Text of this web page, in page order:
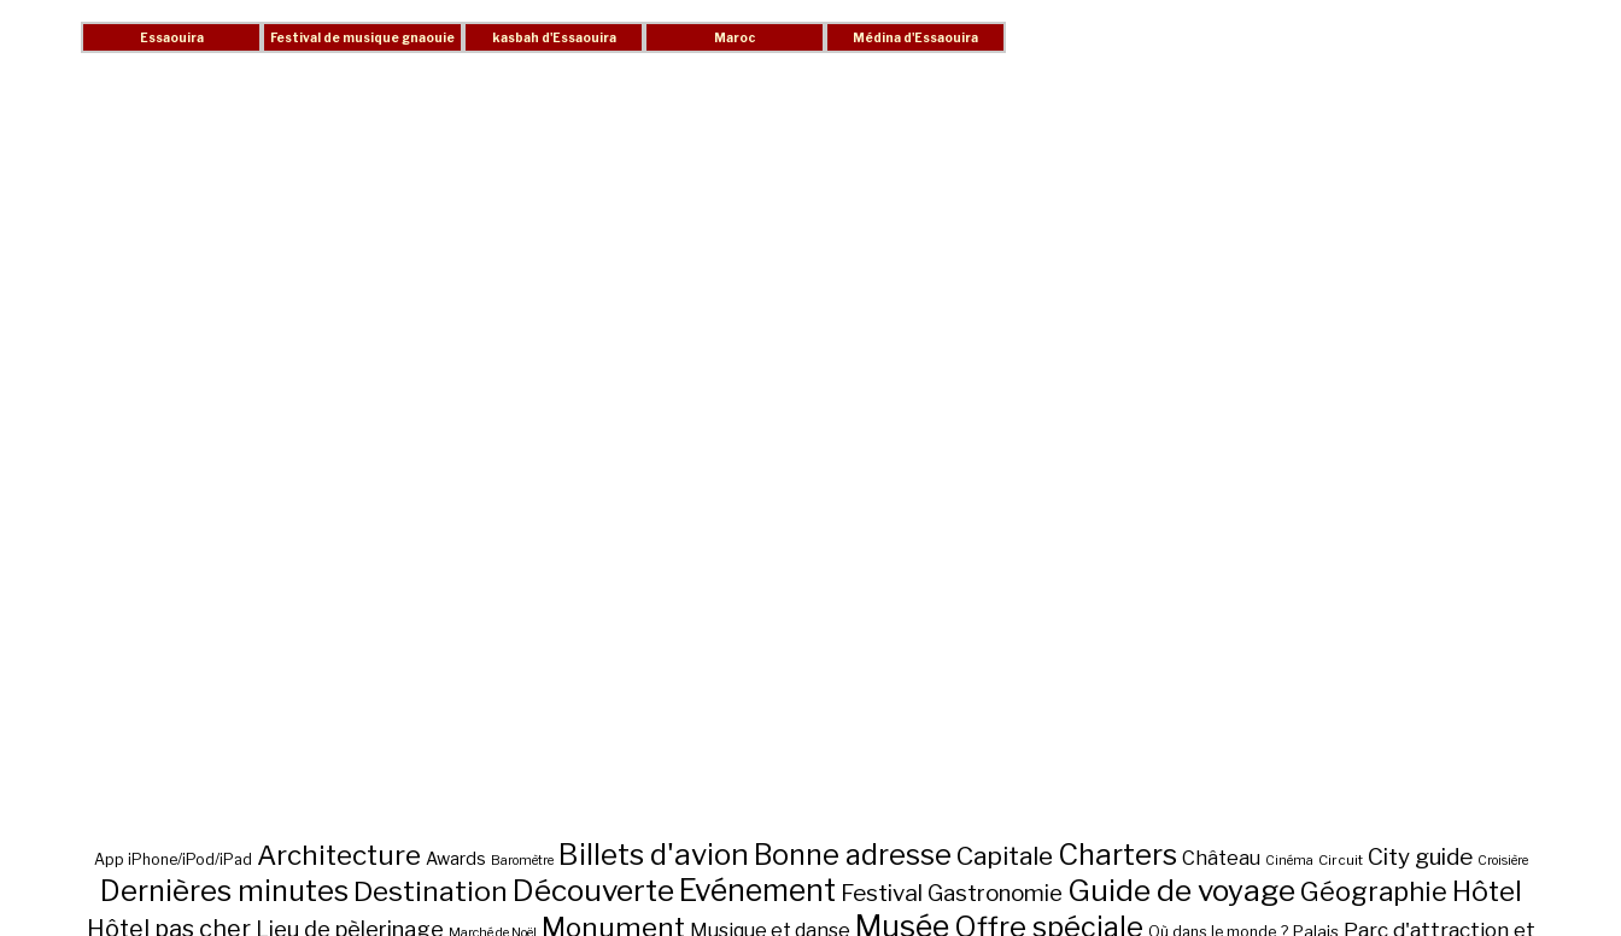
App iPhone/iPod/iPad Architecture Awards Baromètre Billets d'avion Bonne adresse Capitale Charters Château Cinéma Circuit City guide Croisière
Dernières minutes Destination Découverte Evénement Festival Gastronomie Guide de voyage Géographie Hôtel
Hôtel pas cher Lieu de pèlerinage Monument Musique et danse Musée Offre spéciale Où dans le monde ? Palais Parc d'attraction et